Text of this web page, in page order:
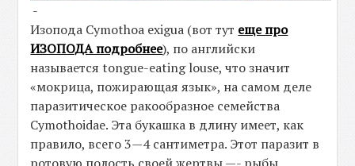
-
Изопода Cymothoa exigua (вот тут еще про
ИЗОПОДА подробнее), по английски
называется tongue-eating louse, что значит
«мокрица, пожирающая язык», на самом деле
паразитическое ракообразное семейства
Cymothoidae. Эта букашка в длину имеет, как
правило, всего 3—4 сантиметра. Этот паразит в
ротовую полость своей жертвы —- рыбы,